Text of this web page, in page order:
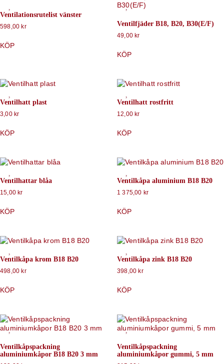
Ventilationsrutelist vänster
598,00 kr
KÖP
Ventilfjäder B18, B20, B30(E/F)
49,00 kr
KÖP
Ventilhatt plast
3,00 kr
KÖP
Ventilhatt rostfritt
12,00 kr
KÖP
Ventilhattar blåa
15,00 kr
KÖP
Ventilkåpa aluminium B18 B20
1 375,00 kr
KÖP
Ventilkåpa krom B18 B20
498,00 kr
KÖP
Ventilkåpa zink B18 B20
398,00 kr
KÖP
Ventilkåpspackning
aluminiumkåpor B18 B20 3 mm
Ventilkåpspackning
aluminiumkåpor gummi, 5 mm